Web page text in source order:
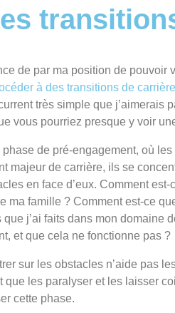
de par ma position de
à des transitions de carrière
très simple que j’aimerais
vous pourriez presque y voir
phase de pré-engagement, où
majeur de carrière, ils se
en face d’eux. Comment
ma famille ? Comment est-ce
que j’ai faits dans mon domaine
et que cela ne fonctionne pas ?
sur les obstacles n’aide pas
que les paralyser et les laisser
cette phase.